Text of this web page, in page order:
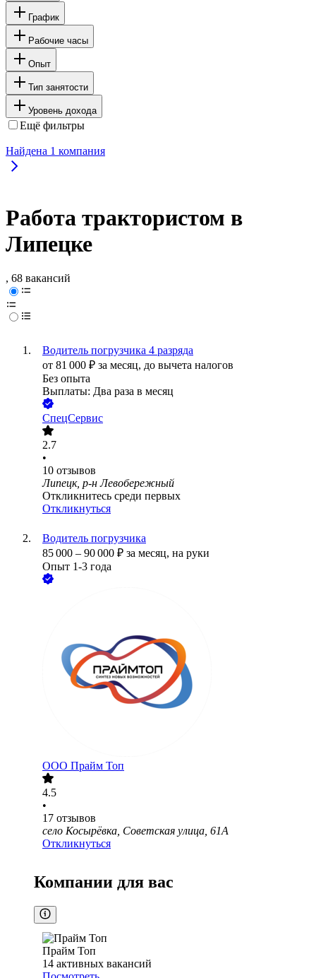
График
Рабочие часы
Опыт
Тип занятости
Уровень дохода
Ещё фильтры
Найдена 1 компания
Работа трактористом в
Липецке
, 68 вакансий
Водитель погрузчика 4 разряда
от 81 000 ₽ за месяц, до вычета налогов
Без опыта
Выплаты: Два раза в месяц
СпецСервис
2.7
•
10 отзывов
Липецк, р-н Левобережный
Откликнитесь среди первых
Откликнуться
Водитель погрузчика
85 000 – 90 000 ₽ за месяц, на руки
Опыт 1-3 года
ООО Прайм Топ
4.5
•
17 отзывов
село Косырёвка, Советская улица, 61А
Откликнуться
Компании для вас
Прайм Топ
14 активных вакансий